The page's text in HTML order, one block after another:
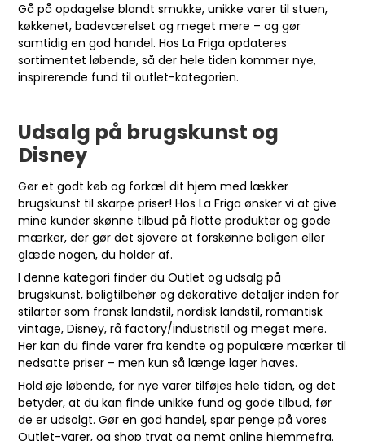
Gå på opdagelse blandt smukke, unikke varer til stuen,
køkkenet, badeværelset og meget mere – og gør
samtidig en god handel. Hos La Friga opdateres
sortimentet løbende, så der hele tiden kommer nye,
inspirerende fund til outlet-kategorien.
Udsalg på brugskunst og
Disney
Gør et godt køb og forkæl dit hjem med lækker
brugskunst til skarpe priser! Hos La Friga ønsker vi at give
mine kunder skønne tilbud på flotte produkter og gode
mærker, der gør det sjovere at forskønne boligen eller
glæde nogen, du holder af.
I denne kategori finder du Outlet og udsalg på
brugskunst, boligtilbehør og dekorative detaljer inden for
stilarter som fransk landstil, nordisk landstil, romantisk
vintage, Disney, rå factory/industristil og meget mere.
Her kan du finde varer fra kendte og populære mærker til
nedsatte priser – men kun så længe lager haves.
Hold øje løbende, for nye varer tilføjes hele tiden, og det
betyder, at du kan finde unikke fund og gode tilbud, før
de er udsolgt. Gør en god handel, spar penge på vores
Outlet-varer, og shop trygt og nemt online hjemmefra.